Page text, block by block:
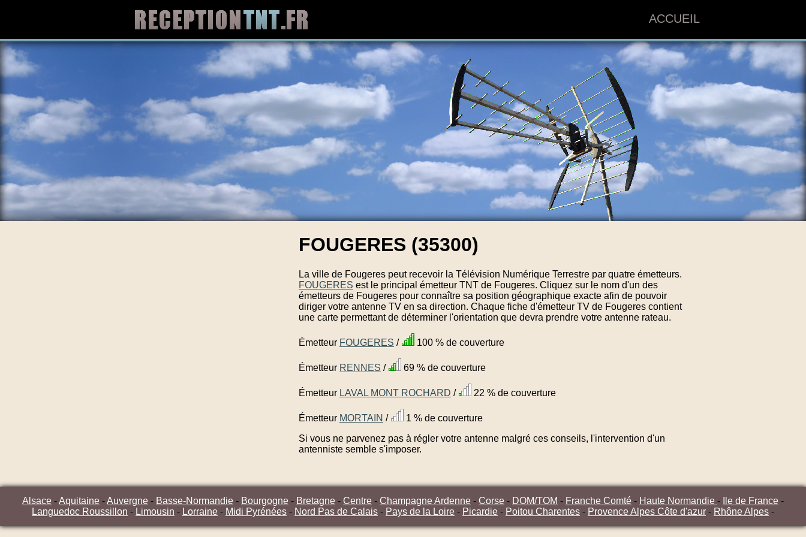
ACCUEIL
FOUGERES (35300)
La ville de Fougeres peut recevoir la Télévision Numérique Terrestre par quatre émetteurs.
FOUGERES est le principal émetteur TNT de Fougeres. Cliquez sur le nom d'un des
émetteurs de Fougeres pour connaître sa position géographique exacte afin de pouvoir
diriger votre antenne TV en sa direction. Chaque fiche d'émetteur TV de Fougeres contient
une carte permettant de déterminer l'orientation que devra prendre votre antenne rateau.
Émetteur FOUGERES / 100 % de couverture
Émetteur RENNES / 69 % de couverture
Émetteur LAVAL MONT ROCHARD / 22 % de couverture
Émetteur MORTAIN /
1 % de couverture
Si vous ne parvenez pas à régler votre antenne malgré ces conseils, l'intervention d'un
antenniste semble s'imposer.
Alsace -Aquitaine -Auvergne - Basse-Normandie - Bourgogne - Bretagne - Centre - Champagne Ardenne - Corse - DOM/TOM - Franche Comté - Haute Normandie - Ile de France -
Languedoc Roussillon - Limousin - Lorraine - Midi Pyrénées - Nord Pas de Calais - Pays de la Loire - Picardie - Poitou Charentes - Provence Alpes Côte d'azur - Rhône Alpes -